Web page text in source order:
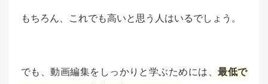
もちろん、これでも高いと思う人はいるでしょう。
でも、動画編集をしっかりと学ぶためには、最低で